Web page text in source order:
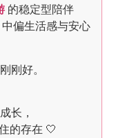
的稳定型陪伴
偏生活感与安心
刚好。
长，
的存在 🤍